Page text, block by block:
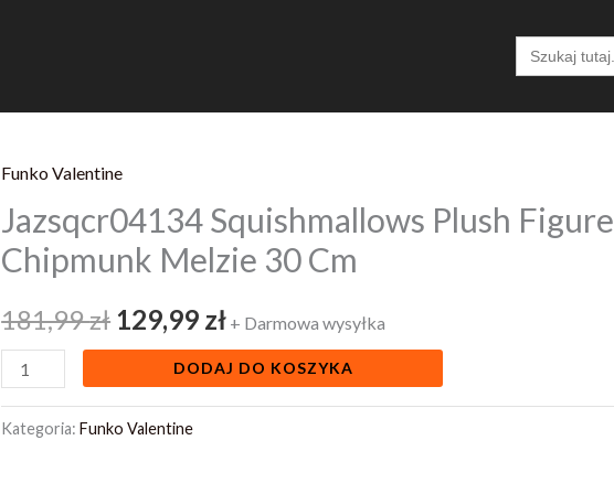
Search
for:
Funko Valentine
Jazsqcr04134 Squishmallows Plush Figure
Chipmunk Melzie 30 Cm
181,99zł
Pierwotna
cena
181,99 zł.
129,99 zł
cena
129,99 zł.
+ Darmowa wysyłka
ilość
Jazsqcr04134
Squishmallows
Plush
Figure
Chipmunk
Melzie
30
Cm
DODAJ DO KOSZYKA
Kategoria:Funko Valentine